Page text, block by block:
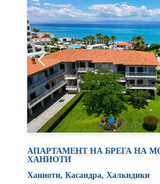
АПАРТАМЕНТ НА БРЕГА НА
ХАНИОТИ
Ханиоти, Касандра, Халкидики